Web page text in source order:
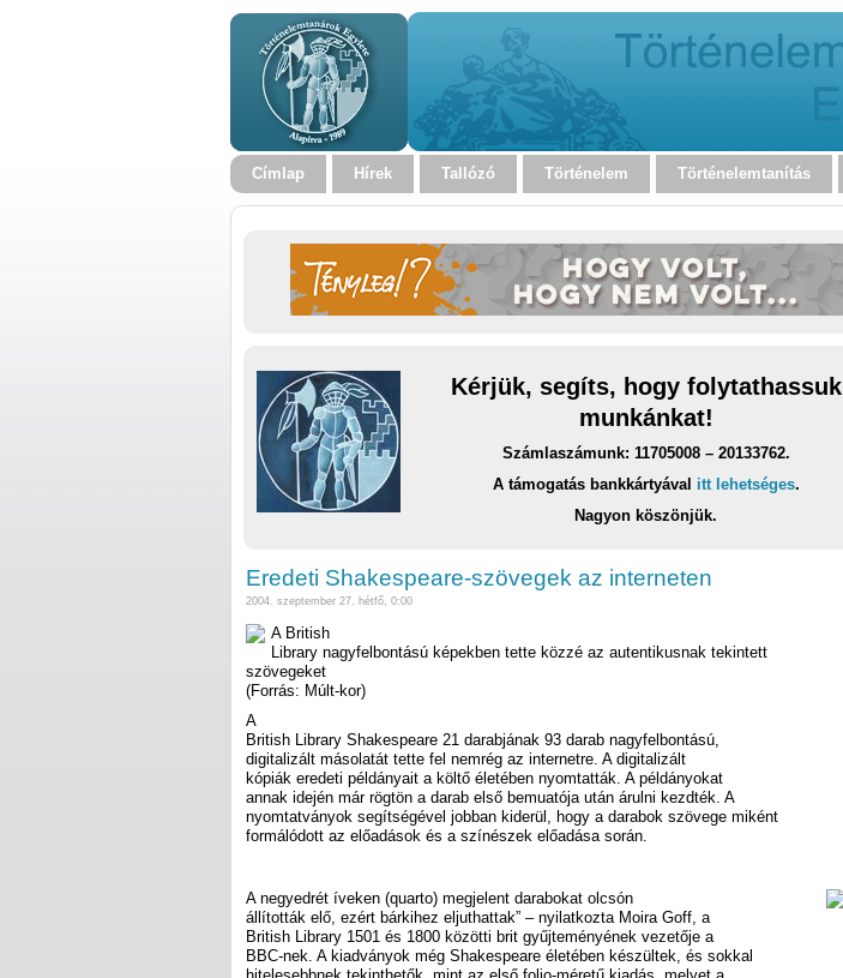
Címlap Hírek Tallózó Történelem Történelemtanítás
Kérjük, segíts, hogy folytathassuk
munkánkat!
Számlaszámunk: 11705008 – 20133762.
A támogatás bankkártyával itt lehetséges.
Nagyon köszönjük.
Eredeti Shakespeare-szövegek az interneten
2004. szeptember 27. hétfő, 0:00
A British
Library nagyfelbontású képekben tette közzé az autentikusnak tekintett
szövegeket
(Forrás: Múlt-kor)
A
British Library Shakespeare 21 darabjának 93 darab nagyfelbontású,
digitalizált másolatát tette fel nemrég az internetre. A digitalizált
kópiák eredeti példányait a költő életében nyomtatták. A példányokat
annak idején már rögtön a darab első bemuatója után árulni kezdték. A
nyomtatványok segítségével jobban kiderül, hogy a darabok szövege miként
formálódott az előadások és a színészek előadása során.
A negyedrét íveken (quarto) megjelent darabokat olcsón
állították elő, ezért bárkihez eljuthattak” – nyilatkozta Moira Goff, a
British Library 1501 és 1800 közötti brit gyűjteményének vezetője a
BBC-nek. A kiadványok még Shakespeare életében készültek, és sokkal